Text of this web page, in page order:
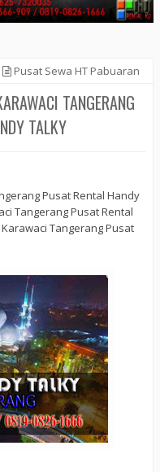
Pusat Sewa HT Pabuaran
Talky
TANGERANG
TALKY
Pusat Rental Handy
Tangerang Pusat Rental
Tangerang Pusat